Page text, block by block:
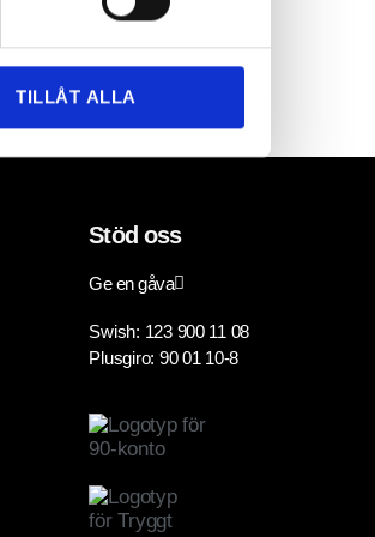
TILLÅT ALLA
LÄS MER »
Stöd oss
Ge en gåva
Swish: 123 900 11 08
Plusgiro: 90 01 10-8